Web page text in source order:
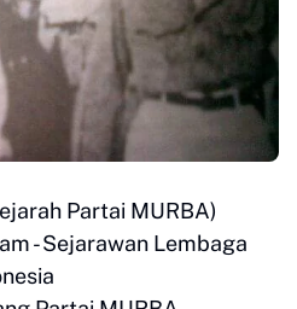
Partai MURBA)
- Sejarawan Lembaga